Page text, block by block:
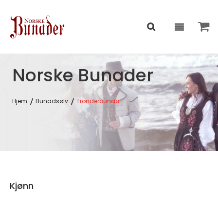
Norske Bunader
Hjem Bunadsølv Trønderbunad
Kjønn